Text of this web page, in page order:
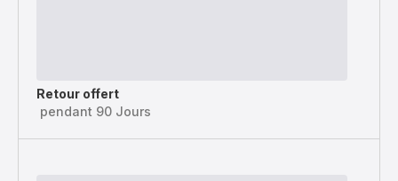
Retour offert
pendant 90 Jours